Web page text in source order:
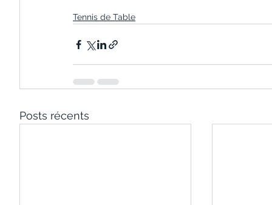
Tennis de Table
Posts récents